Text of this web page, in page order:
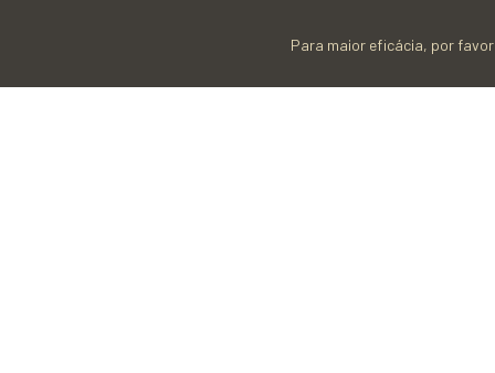
Para maior eficácia, por